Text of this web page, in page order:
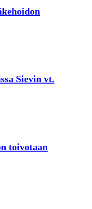
Sievin vt.
toivotaan